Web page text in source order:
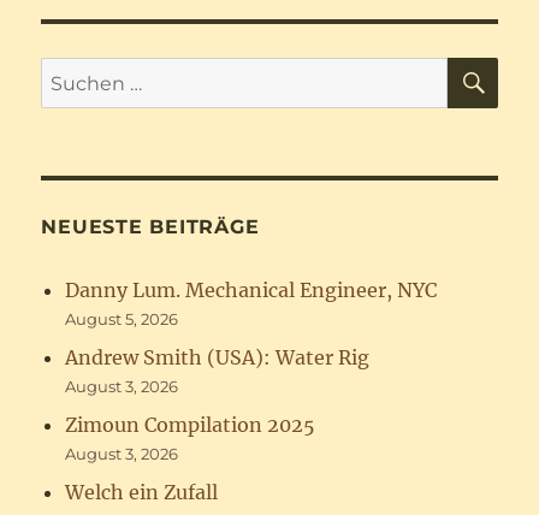
Suchen
nach:
NEUESTE BEITRÄGE
Danny Lum. Mechanical Engineer, NYC
August 5, 2026
Andrew Smith (USA): Water Rig
August 3, 2026
Zimoun Compilation 2025
August 3, 2026
Welch ein Zufall